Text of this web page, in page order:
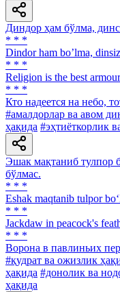
Диндор ҳам бўлма,
* * *
Dindor ham boʼlma,
* * *
Religion is the best
* * *
Кто надеется на небо,
#амалдорлар ва авом
ҳақида #эҳтиёткорлик
Эшак мақтаниб тулпор
бўлмас.
* * *
Eshak maqtanib tulpor
* * *
Jackdaw in peacock's
* * *
Ворона в павлиньих
#қудрат ва ожизлик
ҳақида #донолик ва
ҳақида